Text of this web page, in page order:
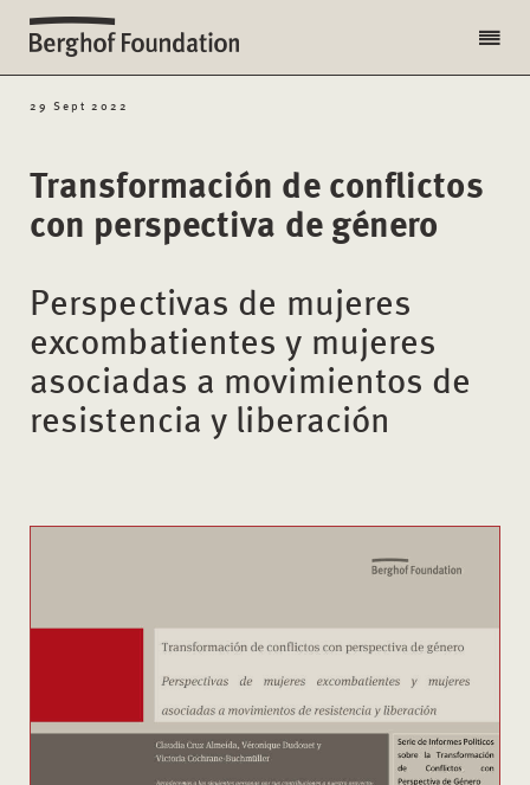
29 Sept 2022
Transformación de conflictos
con perspectiva de género
Perspectivas de mujeres
excombatientes y mujeres
asociadas a movimientos de
resistencia y liberación